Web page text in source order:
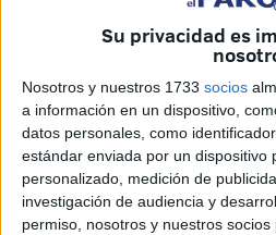
Su privacidad es
Nosotros y nuestros 1733 socios
a información en un dispositivo,
datos personales, como
estándar enviada por un dispositivo
personalizado, medición de
investigación de audiencia y
permiso, nosotros y nuestros
Imagen de archivo
La Consejería deSanidad,
registrado en su último informe
coronavirus en Ceuta una
hospitalizadosy los brotes de